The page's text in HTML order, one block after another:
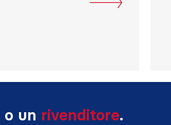
o un rivenditore.